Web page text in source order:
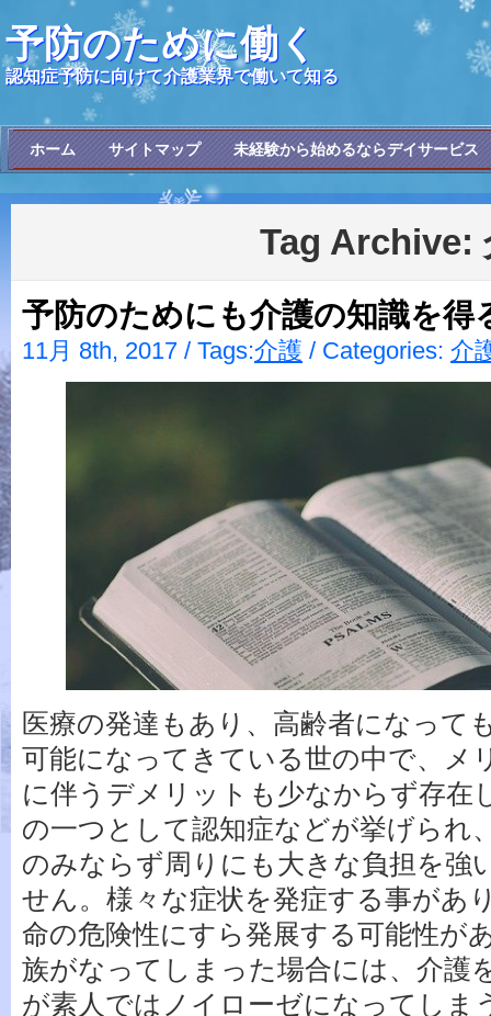
予防のために働く
認知症予防に向けて介護業界で働いて知る
ホーム サイトマップ 未経験から始めるならデイサービス
Tag Archive:
予防のためにも介護の知識を得
11月 8th, 2017 / Tags:介護 / Categories: 介
医療の発達もあり、高齢者になって
可能になってきている世の中で、メ
に伴うデメリットも少なからず存在
の一つとして認知症などが挙げられ
のみならず周りにも大きな負担を強
せん。様々な症状を発症する事があ
命の危険性にすら発展する可能性が
族がなってしまった場合には、介護
が素人ではノイローゼになってしま